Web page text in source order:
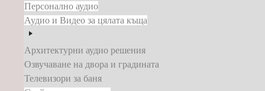
Персонално аудио
Аудио и Видео за цялата къща
Архитектурни аудио решения
Озвучаване на двора и градината
Телевизори за баня